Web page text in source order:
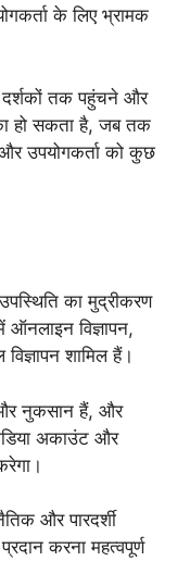
के लिए भ्रामक
दर्शकों तक पहुंचने और
हो सकता है, जब तक
उपयोगकर्ता को कुछ
का मुद्रीकरण
विज्ञापन,
शामिल हैं।
नुकसान हैं, और
अकाउंट और
और पारदर्शी
करना महत्वपूर्ण